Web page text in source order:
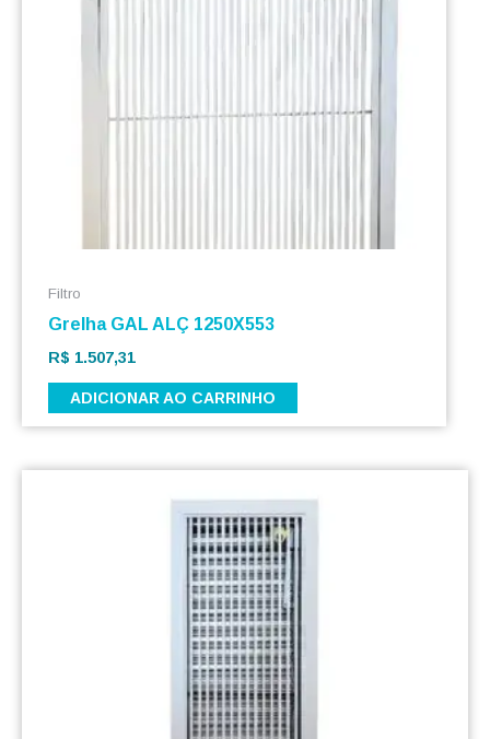
Filtro
Grelha GAL ALÇ 1250X553
R$ 1.507,31
ADICIONAR AO CARRINHO